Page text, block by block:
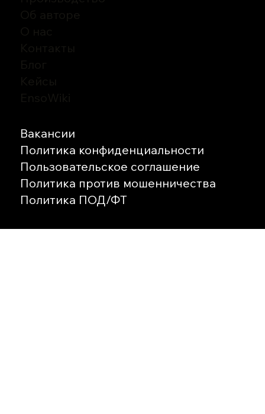
Вакансии
Политика конфиденциальности
Пользовательское соглашение
Политика против мошенничества
Политика ПОД/ФТ